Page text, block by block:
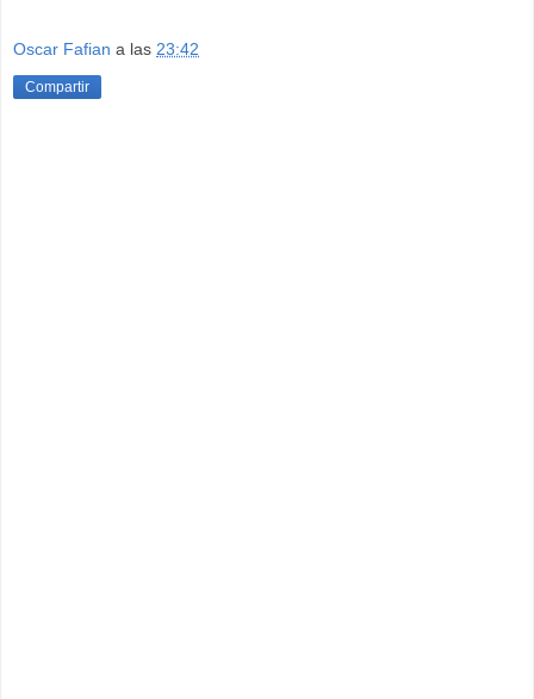
Oscar Fafian a las 23:42
Compartir